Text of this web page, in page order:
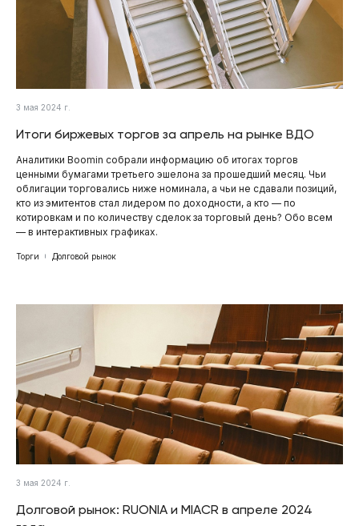
3 мая 2024 г.
Итоги биржевых торгов за апрель на рынке ВДО
Аналитики Boomin собрали информацию об итогах торгов
ценными бумагами третьего эшелона за прошедший месяц. Чьи
облигации торговались ниже номинала, а чьи не сдавали позиций,
кто из эмитентов стал лидером по доходности, а кто — по
котировкам и по количеству сделок за торговый день? Обо всем
— в интерактивных графиках.
Торги Долговой рынок
3 мая 2024 г.
Долговой рынок: RUONIA и MIACR в апреле 2024